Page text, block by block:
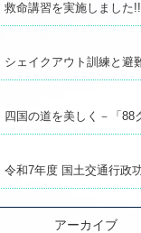
救命講習を実施しました!!
アーカイブ